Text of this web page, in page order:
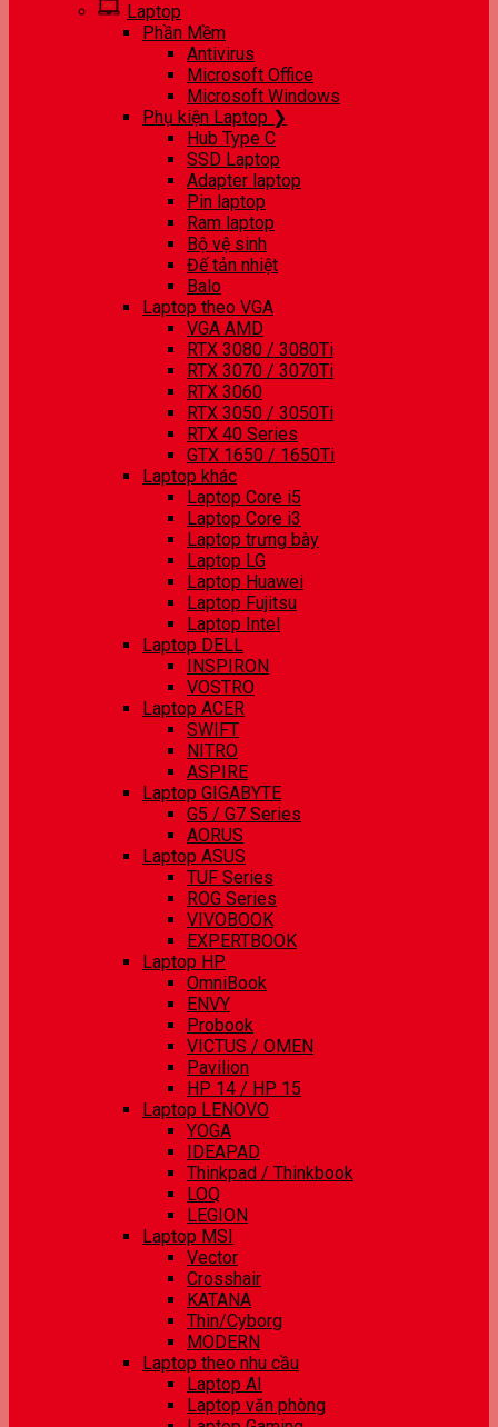
Laptop
Phần Mềm
Antivirus
Microsoft Office
Microsoft Windows
Phụ kiện Laptop ❯
Hub Type C
SSD Laptop
Adapter laptop
Pin laptop
Ram laptop
Bộ vệ sinh
Đế tản nhiệt
Balo
Laptop theo VGA
VGA AMD
RTX 3080 / 3080Ti
RTX 3070 / 3070Ti
RTX 3060
RTX 3050 / 3050Ti
RTX 40 Series
GTX 1650 / 1650Ti
Laptop khác
Laptop Core i5
Laptop Core i3
Laptop trưng bày
Laptop LG
Laptop Huawei
Laptop Fujitsu
Laptop Intel
Laptop DELL
INSPIRON
VOSTRO
Laptop ACER
SWIFT
NITRO
ASPIRE
Laptop GIGABYTE
G5 / G7 Series
AORUS
Laptop ASUS
TUF Series
ROG Series
VIVOBOOK
EXPERTBOOK
Laptop HP
OmniBook
ENVY
Probook
VICTUS / OMEN
Pavilion
HP 14 / HP 15
Laptop LENOVO
YOGA
IDEAPAD
Thinkpad / Thinkbook
LOQ
LEGION
Laptop MSI
Vector
Crosshair
KATANA
Thin/Cyborg
MODERN
Laptop theo nhu cầu
Laptop AI
Laptop văn phòng